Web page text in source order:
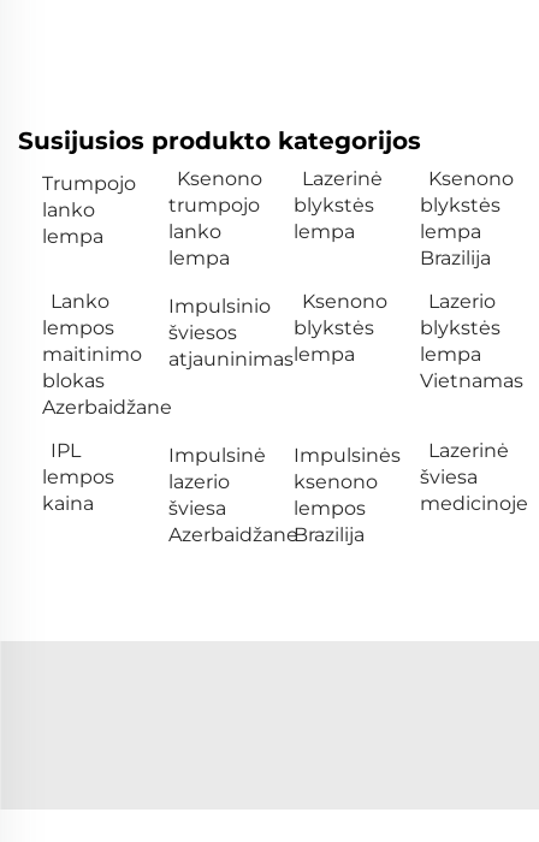
Susijusios produkto kategorijos
Trumpojo
lanko
lempa
Ksenono
trumpojo
lanko
lempa
Lazerinė
blykstės
lempa
Ksenono
blykstės
lempa
Brazilija
Lanko
lempos
maitinimo
blokas
Azerbaidžane
Impulsinio
šviesos
atjauninimas
Ksenono
blykstės
lempa
Lazerio
blykstės
lempa
Vietnamas
IPL
lempos
kaina
Impulsinė
lazerio
šviesa
Azerbaidžane
Impulsinės
ksenono
lempos
Brazilija
Lazerinė
šviesa
medicinoje